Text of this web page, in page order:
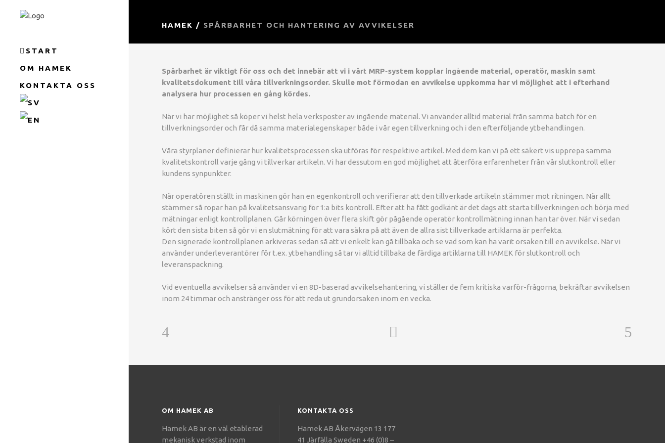
START
OM HAMEK
KONTAKTA OSS
HAMEK / SPÅRBARHET OCH HANTERING AV AVVIKELSER
Spårbarhet är viktigt för oss och det innebär att vi i vårt MRP-system kopplar ingående material, operatör, maskin samt
kvalitetsdokument till våra tillverkningsorder. Skulle mot förmodan en avvikelse uppkomma har vi möjlighet att i efterhand
analysera hur processen en gång kördes.
När vi har möjlighet så köper vi helst hela verksposter av ingående material. Vi använder alltid material från samma batch för en
tillverkningsorder och får då samma materialegenskaper både i vår egen tillverkning och i den efterföljande ytbehandlingen.
Våra styrplaner definierar hur kvalitetsprocessen ska utföras för respektive artikel. Med dem kan vi på ett säkert vis upprepa samma
kvalitetskontroll varje gång vi tillverkar artikeln. Vi har dessutom en god möjlighet att återföra erfarenheter från vår slutkontroll eller
kundens synpunkter.
När operatören ställt in maskinen gör han en egenkontroll och verifierar att den tillverkade artikeln stämmer mot ritningen. När allt
stämmer så ropar han på kvalitetsansvarig för 1:a bits kontroll. Efter att ha fått godkänt är det dags att starta tillverkningen och börja med
mätningar enligt kontrollplanen. Går körningen över flera skift gör pågående operatör kontrollmätning innan han tar över. När vi sedan
kört den sista biten så gör vi en slutmätning för att vara säkra på att även de allra sist tillverkade artiklarna är perfekta.
Den signerade kontrollplanen arkiveras sedan så att vi enkelt kan gå tillbaka och se vad som kan ha varit orsaken till en avvikelse. När vi
använder underleverantörer för t.ex. ytbehandling så tar vi alltid tillbaka de färdiga artiklarna till HAMEK för slutkontroll och
leveranspackning.
Vid eventuella avvikelser så använder vi en 8D-baserad avvikelsehantering, vi ställer de fem kritiska varför-frågorna, bekräftar avvikelsen
inom 24 timmar och anstränger oss för att reda ut grundorsaken inom en vecka.
OM HAMEK AB
Hamek AB är en väl etablerad
mekanisk verkstad inom
KONTAKTA OSS
Hamek AB Åkervägen 13 177
41 Järfälla Sweden +46 (0)8 –